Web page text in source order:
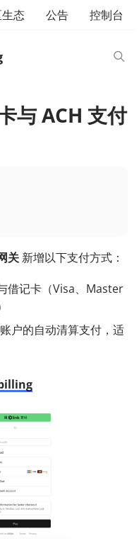
态 公告 控制台
与 ACH 支付
关新增以下支付方式：
借记卡（Visa、Master
户的自动清算支付，适